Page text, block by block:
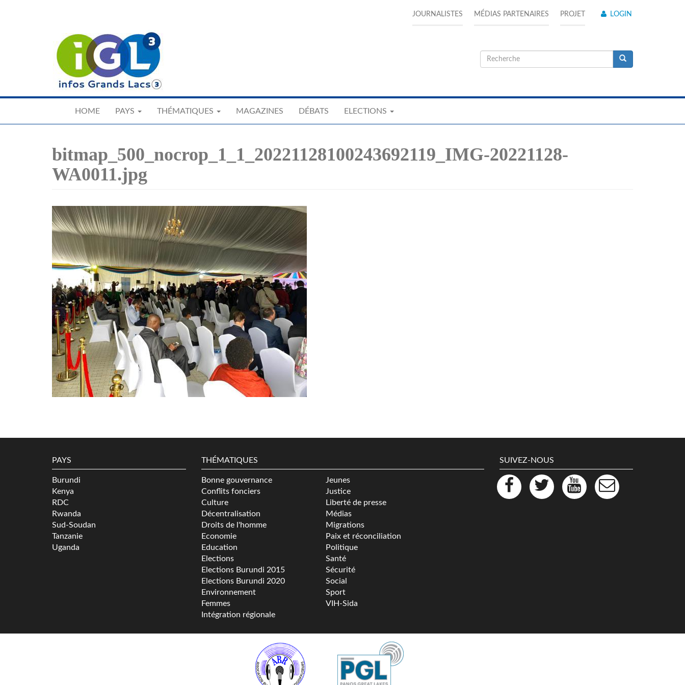
JOURNALISTES MÉDIAS PARTENAIRES PROJET LOGIN
Formulaire
recherche
HOME PAYS THÉMATIQUES MAGAZINES DÉBATS ELECTIONS
bitmap_500_nocrop_1_1_20221128100243692119_IMG-20221128-
WA0011.jpg
PAYS
Burundi
Kenya
RDC
Rwanda
Sud-Soudan
Tanzanie
Uganda
THÉMATIQUES
Bonne gouvernance
Conflits fonciers
Culture
Décentralisation
Droits de l'homme
Economie
Education
Elections
Elections Burundi 2015
Elections Burundi 2020
Environnement
Femmes
Intégration régionale
Jeunes
Justice
Liberté de presse
Médias
Migrations
Paix et réconciliation
Politique
Santé
Sécurité
Social
Sport
VIH-Sida
SUIVEZ-NOUS